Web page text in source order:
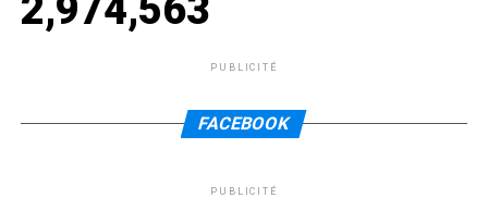
PUBLICITÉ
FACEBOOK
PUBLICITÉ